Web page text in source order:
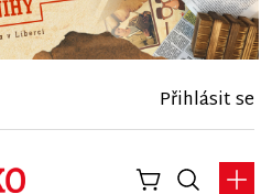
Přihlásit se